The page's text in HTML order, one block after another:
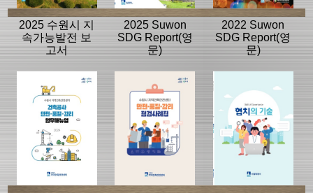
2025 수원시 지
속가능발전 보
고서
2025 Suwon
SDG Report(영
문)
2022 Suwon
SDG Report(영
문)